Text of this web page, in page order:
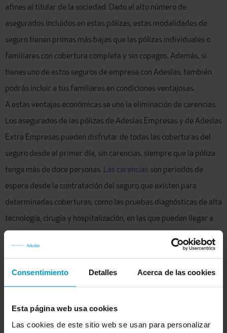
Consentimiento Detalles Acerca de las cookies
Esta página web usa cookies
Las cookies de este sitio web se usan para personalizar
afines al titular de la sociedad. Dado el alto número de
asegurados incluidos en estas pólizas, estas modalidades de
seguro tienen primas más bajas que las pólizas individuales o
familiares con cobertura completa y sin copagos. Además, si
tienes uno de estos seguros de empresa con Adeslas, también
podrás incluir a tus familiares en condiciones ventajosas.
A estas ventajas económicas se une la eliminación de carencias.
Los asegurados de las pólizas de Adeslas Empresas y de Adeslas
Extra Empresas pueden disfrutar de todas las coberturas del
seguro desde el primer día, sin carencias, siempre que la póliza
tenga más de doce personas. Las carencias son periodos de
espera desde la contratación del seguro que existen para
determinadas coberturas, como las pruebas diagnósticas de alta
tecnología, cirugía y hospitalización, en las que pueden llegar a
doce y menos de quince empleados, puedes contratar un seguro